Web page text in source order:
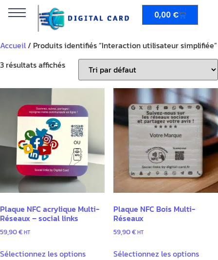
0,00 €
Accueil/ Produits identifiés “Interaction utilisateur simplifiée”
3 résultats affichés
Plaque NFC acrylique Multi-
Réseaux – social links
59,90€HT
Sélectionnez les options
Plaque NFC Bois Multi-
Réseaux
59,90€HT
Sélectionnez les options